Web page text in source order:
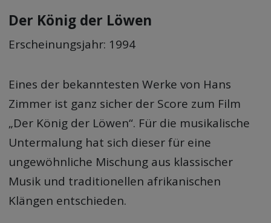
Der König der Löwen
Erscheinungsjahr: 1994
Eines der bekanntesten Werke von Hans
Zimmer ist ganz sicher der Score zum Film
„Der König der Löwen“. Für die musikalische
Untermalung hat sich dieser für eine
ungewöhnliche Mischung aus klassischer
Musik und traditionellen afrikanischen
Klängen entschieden.